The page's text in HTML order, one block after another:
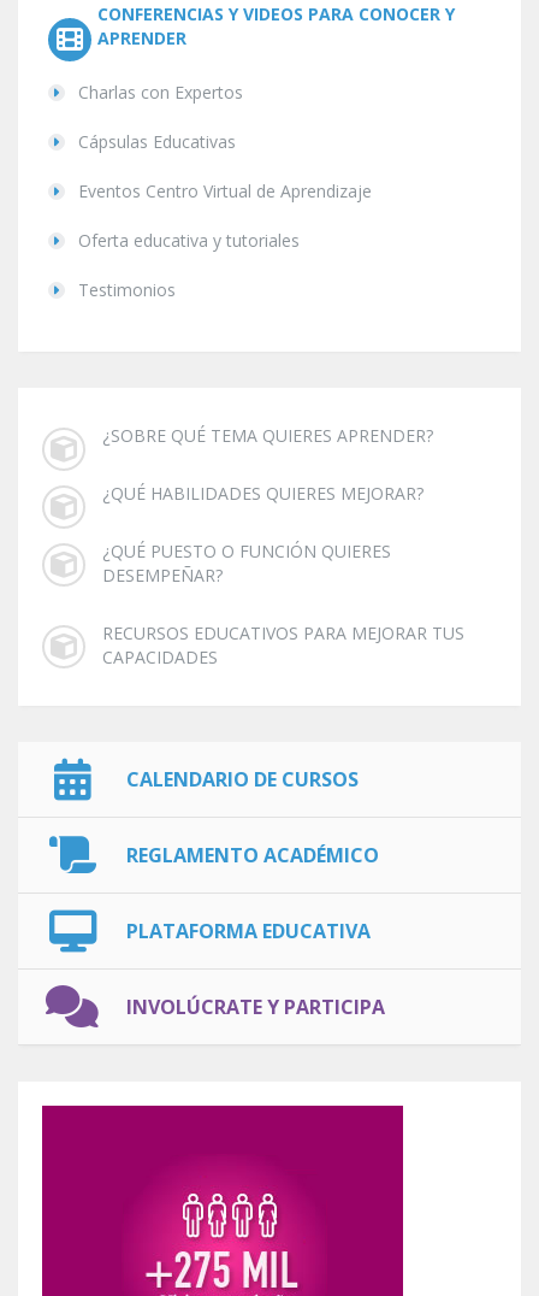
CONFERENCIAS Y VIDEOS PARA CONOCER Y
APRENDER
Charlas con Expertos
Cápsulas Educativas
Eventos Centro Virtual de Aprendizaje
Oferta educativa y tutoriales
Testimonios
¿SOBRE QUÉ TEMA QUIERES APRENDER?
¿QUÉ HABILIDADES QUIERES MEJORAR?
¿QUÉ PUESTO O FUNCIÓN QUIERES
DESEMPEÑAR?
RECURSOS EDUCATIVOS PARA MEJORAR TUS
CAPACIDADES
CALENDARIO DE CURSOS
REGLAMENTO ACADÉMICO
PLATAFORMA EDUCATIVA
INVOLÚCRATE Y PARTICIPA